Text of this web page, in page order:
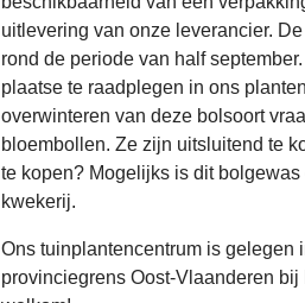
uitlevering van onze leverancier.
rond de periode van half
plaatse te raadplegen in ons
overwinteren van deze bolsoort
bloembollen. Ze zijn uitsluitend te
te kopen? Mogelijks is dit
kwekerij.
Ons tuinplantencentrum is gelegen
provinciegrens Oost-Vlaanderen